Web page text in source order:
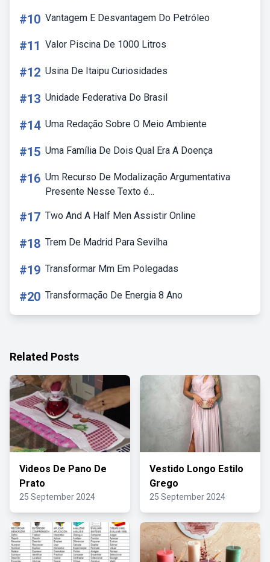
#10 Vantagem E Desvantagem Do Petróleo
#11 Valor Piscina De 1000 Litros
#12 Usina De Itaipu Curiosidades
#13 Unidade Federativa Do Brasil
#14 Uma Redação Sobre O Meio Ambiente
#15 Uma Família De Dois Qual Era A Doença
#16 Um Recurso De Modalização Argumentativa
Presente Nesse Texto é...
#17 Two And A Half Men Assistir Online
#18 Trem De Madrid Para Sevilha
#19 Transformar Mm Em Polegadas
#20 Transformação De Energia 8 Ano
Related Posts
Videos De Pano De
Prato
25 September 2024
Vestido Longo Estilo
Grego
25 September 2024